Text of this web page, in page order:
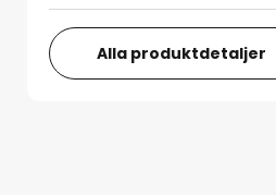
Alla produktdetaljer